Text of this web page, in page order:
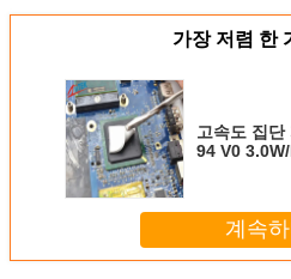
가장 저렴 한
고속도 집
94 V0
계속